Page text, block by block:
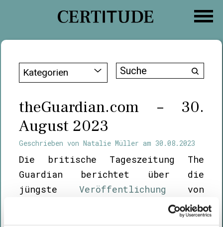
Kategorien
Suche
theGuardian.com – 30.
August 2023
Geschrieben vonNatalie Müller am 30.08.2023
Die britische Tageszeitung The
Guardian berichtet über die
jüngste Veröffentlichung von
Certitude in Bezug auf dangling
DNS-Einträge und Subdomain-